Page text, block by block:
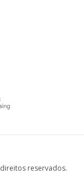
reservados.